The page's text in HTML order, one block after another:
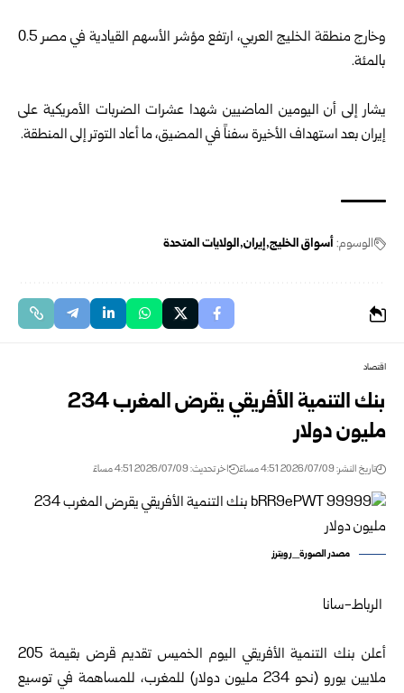
وخارج منطقة الخليج العربي، ارتفع مؤشر الأسهم القيادية في مصر 0.5
بالمئة.
يشار إلى أن اليومين الماضيين شهدا عشرات الضربات الأمريكية على
إيران بعد استهداف الأخيرة سفناً في المضيق، ما أعاد التوتر إلى المنطقة.
الوسوم: أسواق الخليج إيران الولايات المتحدة
اقتصاد
بنك التنمية الأفريقي يقرض المغرب 234
مليون دولار
تاريخ النشر: 2026/07/09 4:51 مساءً اخر تحديث: 2026/07/09 4:51 مساءً
مصدر الصورة_رويترز
الرباط-سانا
أعلن بنك التنمية الأفريقي اليوم الخميس تقديم قرض بقيمة 205
ملايين يورو (نحو 234 مليون دولار) للمغرب، للمساهمة في توسيع